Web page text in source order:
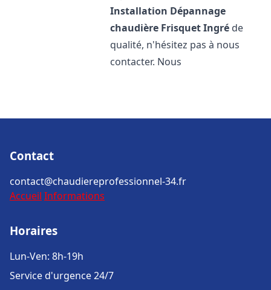
Installation Dépannage
chaudière FrisquetIngré de
qualité, n'hésitez pas à nous
contacter. Nous
Contact
contact@chaudiereprofessionnel-34.fr
Accueil Informations
Horaires
Lun-Ven: 8h-19h
Service d'urgence 24/7